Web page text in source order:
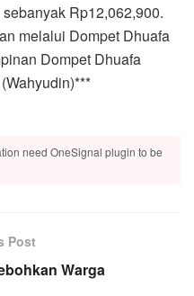
Rp12,062,900.
melalui Dompet Dhuafa
Dompet Dhuafa
need OneSignal plugin to be
Post
Warga